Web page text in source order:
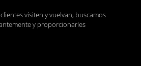
visiten y vuelvan, buscamos
y proporcionarles